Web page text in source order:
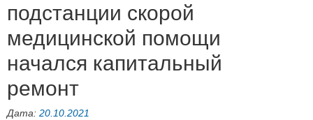
подстанции скорой
медицинской помощи
начался капитальный
ремонт
Дата: 20.10.2021